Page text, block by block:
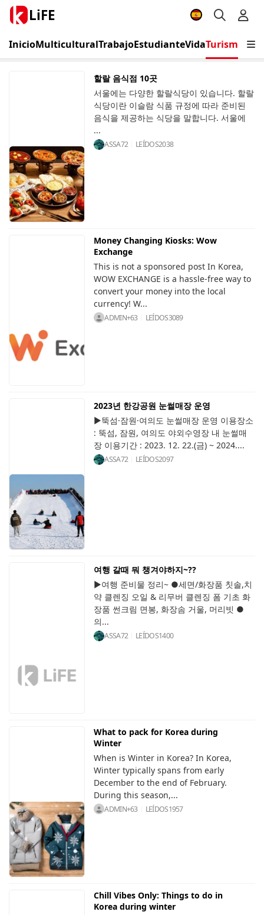
LiFE
InicioMulticulturalTrabajoEstudianteVidaTurismo
할랄 음식점 10곳
서울에는 다양한 할랄식당이 있습니다. 할랄
식당이란 이슬람 식품 규정에 따라 준비된
음식을 제공하는 식당을 말합니다. 서울에
...
ASSA72 LEÍDOS2038
Money Changing Kiosks: Wow
Exchange
This is not a sponsored post In Korea,
WOW EXCHANGE is a hassle-free way to
convert your money into the local
currency! W...
ADMIN+63 LEÍDOS3089
2023년 한강공원 눈썰매장 운영
▶뚝섬·잠원·여의도 눈썰매장 운영 이용장소
: 뚝섬, 잠원, 여의도 야외수영장 내 눈썰매
장 이용기간 : 2023. 12. 22.(금) ~ 2024....
ASSA72 LEÍDOS2097
여행 갈때 뭐 챙겨야하지~??
▶여행 준비물 정리~ ●세면/화장품 칫솔,치
약 클렌징 오일 & 리무버 클렌징 폼 기초 화
장품 썬크림 면봉, 화장솜 거울, 머리빗 ●
의...
ASSA72 LEÍDOS1400
What to pack for Korea during
Winter
When is Winter in Korea? In Korea,
Winter typically spans from early
December to the end of February.
During this season,...
ADMIN+63 LEÍDOS1957
Chill Vibes Only: Things to do in
Korea during winter